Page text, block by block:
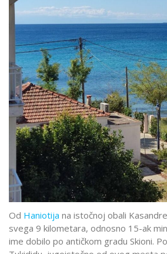
Od Haniotija na istočnoj obali
svega 9 kilometara, odnosno 15-ak
ime dobilo po antičkom gradu Skioni.